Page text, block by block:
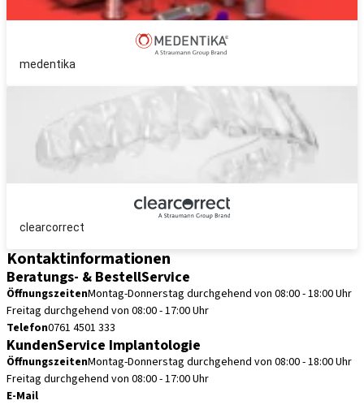
medentika
clearcorrect
Kontaktinformationen
Beratungs- & BestellService
ÖffnungszeitenMontag-Donnerstag durchgehend von 08:00 - 18:00 Uhr
Freitag durchgehend von 08:00 - 17:00 Uhr
Telefon0761 4501 333
KundenService Implantologie
ÖffnungszeitenMontag-Donnerstag durchgehend von 08:00 - 18:00 Uhr
Freitag durchgehend von 08:00 - 17:00 Uhr
E-Mail